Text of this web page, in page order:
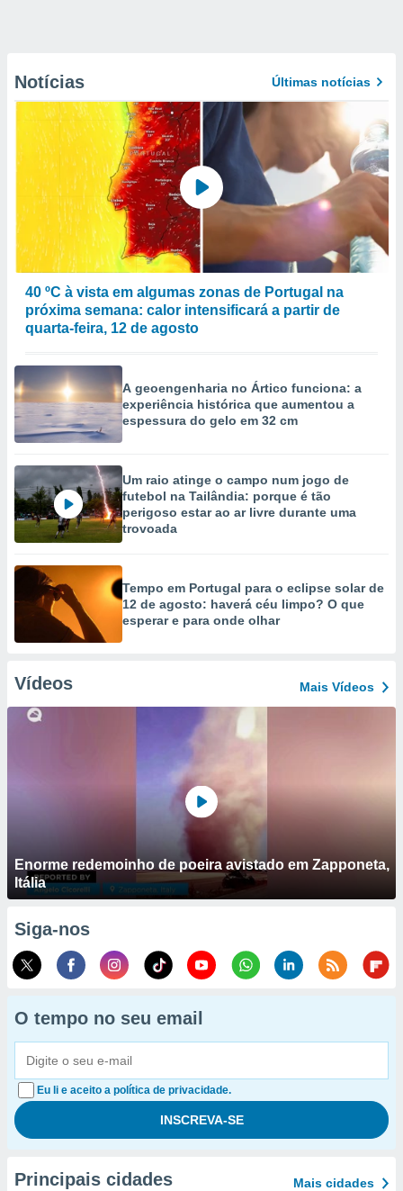
Notícias Últimas notícias
40 ºC à vista em algumas zonas de Portugal na
próxima semana: calor intensificará a partir de
quarta-feira, 12 de agosto
A geoengenharia no Ártico funciona: a
experiência histórica que aumentou a
espessura do gelo em 32 cm
Um raio atinge o campo num jogo de
futebol na Tailândia: porque é tão
perigoso estar ao ar livre durante uma
trovoada
Tempo em Portugal para o eclipse solar de
12 de agosto: haverá céu limpo? O que
esperar e para onde olhar
Vídeos Mais Vídeos
Enorme redemoinho de poeira avistado em Zapponeta,
Itália
Siga-nos
O tempo no seu email
Eu li e aceito a política de privacidade.
Principais cidades Mais cidades